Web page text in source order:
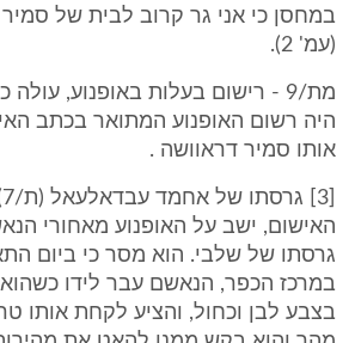
(עמ' 2).
מת/9 - רישום בעלות באופנוע,
היה רשום האופנוע המתואר בכתב
אותו סמיר דראוושה .
האישום, ישב על האופנוע מאחורי
גרסתו של שלבי. הוא מסר כי ביום
במרכז הכפר, הנאשם עבר לידו כשהוא
בצבע לבן וכחול, והציע לקחת אותו